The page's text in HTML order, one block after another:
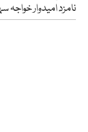
نامزد امیدوار